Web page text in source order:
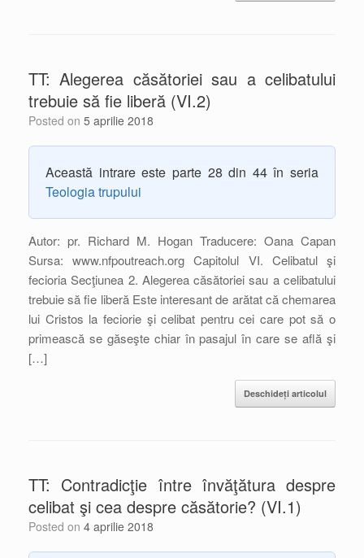
TT: Alegerea căsătoriei sau a celibatului
trebuie să fie liberă (VI.2)
Posted on 5 aprilie 2018
Această intrare este parte 28 din 44 în seria
Teologia trupului
Autor: pr. Richard M. Hogan Traducere: Oana Capan
Sursa: www.nfpoutreach.org Capitolul VI. Celibatul şi
fecioria Secţiunea 2. Alegerea căsătoriei sau a celibatului
trebuie să fie liberă Este interesant de arătat că chemarea
lui Cristos la feciorie şi celibat pentru cei care pot să o
primească se găseşte chiar în pasajul în care se află şi
[…]
Deschideți articolul
TT: Contradicţie între învăţătura despre
celibat şi cea despre căsătorie? (VI.1)
Posted on 4 aprilie 2018